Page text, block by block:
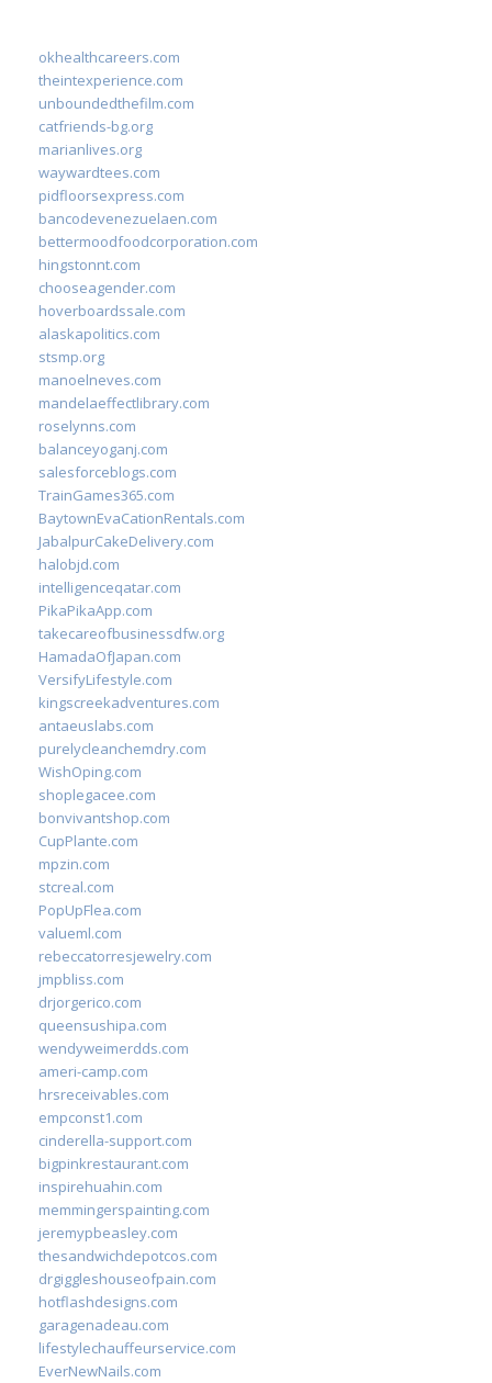
okhealthcareers.com
theintexperience.com
unboundedthefilm.com
catfriends-bg.org
marianlives.org
waywardtees.com
pidfloorsexpress.com
bancodevenezuelaen.com
bettermoodfoodcorporation.com
hingstonnt.com
chooseagender.com
hoverboardssale.com
alaskapolitics.com
stsmp.org
manoelneves.com
mandelaeffectlibrary.com
roselynns.com
balanceyoganj.com
salesforceblogs.com
TrainGames365.com
BaytownEvaCationRentals.com
JabalpurCakeDelivery.com
halobjd.com
intelligenceqatar.com
PikaPikaApp.com
takecareofbusinessdfw.org
HamadaOfJapan.com
VersifyLifestyle.com
kingscreekadventures.com
antaeuslabs.com
purelycleanchemdry.com
WishOping.com
shoplegacee.com
bonvivantshop.com
CupPlante.com
mpzin.com
stcreal.com
PopUpFlea.com
valueml.com
rebeccatorresjewelry.com
jmpbliss.com
drjorgerico.com
queensushipa.com
wendyweimerdds.com
ameri-camp.com
hrsreceivables.com
empconst1.com
cinderella-support.com
bigpinkrestaurant.com
inspirehuahin.com
memmingerspainting.com
jeremypbeasley.com
thesandwichdepotcos.com
drgiggleshouseofpain.com
hotflashdesigns.com
garagenadeau.com
lifestylechauffeurservice.com
EverNewNails.com